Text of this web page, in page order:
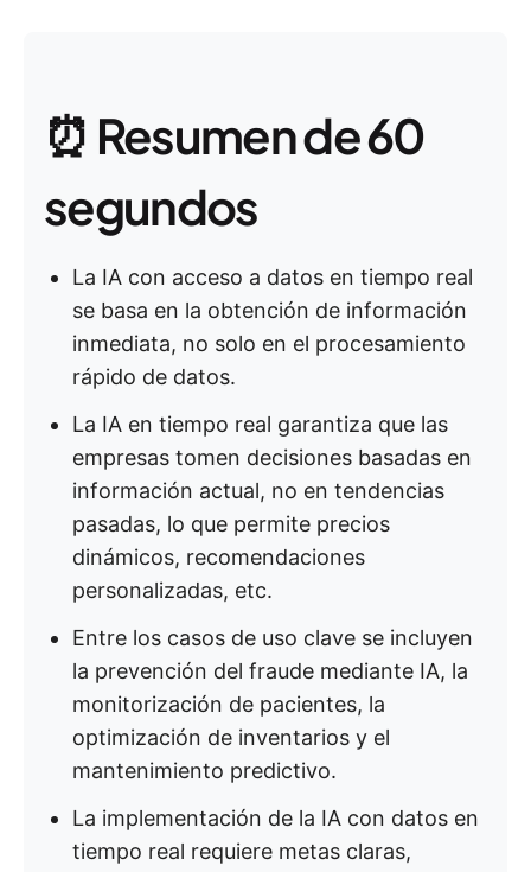
⏰ Resumen de 60
segundos
La IA con acceso a datos en tiempo real
se basa en la obtención de información
inmediata, no solo en el procesamiento
rápido de datos.
La IA en tiempo real garantiza que las
empresas tomen decisiones basadas en
información actual, no en tendencias
pasadas, lo que permite precios
dinámicos, recomendaciones
personalizadas, etc.
Entre los casos de uso clave se incluyen
la prevención del fraude mediante IA, la
monitorización de pacientes, la
optimización de inventarios y el
mantenimiento predictivo.
La implementación de la IA con datos en
tiempo real requiere metas claras,